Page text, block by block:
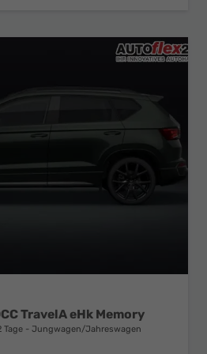
TravelA eHk Memory
Tage Jungwagen/Jahreswagen